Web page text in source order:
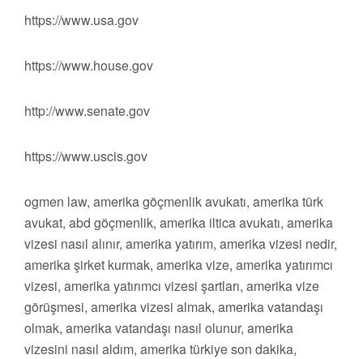
https://www.usa.gov
https://www.house.gov
http://www.senate.gov
https://www.uscis.gov
ogmen law, amerika göçmenlik avukatı, amerika türk
avukat, abd göçmenlik, amerika iltica avukatı, amerika
vizesi nasıl alınır, amerika yatırım, amerika vizesi nedir,
amerika şirket kurmak, amerika vize, amerika yatırımcı
vizesi, amerika yatırımcı vizesi şartları, amerika vize
görüşmesi, amerika vizesi almak, amerika vatandaşı
olmak, amerika vatandaşı nasıl olunur, amerika
vizesini nasıl aldım, amerika türkiye son dakika,